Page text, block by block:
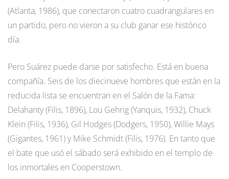
(Atlanta, 1986), que conectaron cuatro cuadrangulares en
un partido, pero no vieron a su club ganar ese histórico
día.
Pero Suárez puede darse por satisfecho. Está en buena
compañía. Seis de los diecinueve hombres que están en la
reducida lista se encuentran en el Salón de la Fama:
Delahanty (Filis, 1896), Lou Gehrig (Yanquis, 1932), Chuck
Klein (Filis, 1936), Gil Hodges (Dodgers, 1950), Willie Mays
(Gigantes, 1961) y Mike Schmidt (Filis, 1976). En tanto que
el bate que usó el sábado será exhibido en el templo de
los inmortales en Cooperstown.